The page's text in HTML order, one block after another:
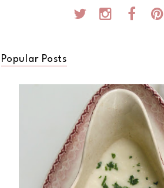
Popular Posts